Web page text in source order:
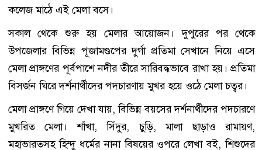
কলেজ মাঠে এই মেলা বসে।
সকাল থেকে শুরু হয় মেলার আয়োজন। দুপুরের পর থেকে
উপজেলার বিভিন্ন পূজামণ্ডপের দুর্গা প্রতিমা সেখানে নিয়ে এসে
মেলা প্রাঙ্গণের পূর্বপাশে নদীর তীরে সারিবদ্ধভাবে রাখা হয়। প্রতিমা
বিসর্জন ঘিরে দর্শনার্থীদের পদচারণায় মুখর হয়ে ওঠে মেলা চত্বর।
মেলা প্রাঙ্গণে গিয়ে দেখা যায়, বিভিন্ন বয়সের দর্শনার্থীদের পদচারণে
মুখরিত মেলা। শাঁখা, সিঁদুর, চুড়ি, মালা ছাড়াও রামায়ণ,
মহাভারতসহ হিন্দু ধর্মের নানা বিষয়ের ওপরে লেখা বই, শিশুদের